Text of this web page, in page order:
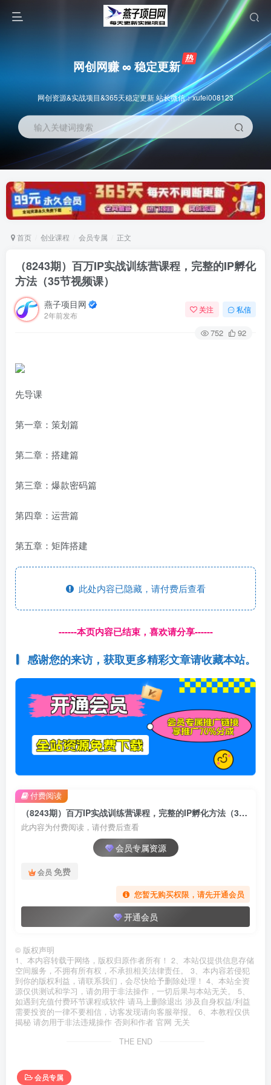
网创网赚 ∞ 稳定更新
网创资源&实战项目&365天稳定更新 站长微信：xufei008123
输入关键词搜索
首页 创业课程 会员专属 正文
（8243期）百万IP实战训练营课程，完整的IP孵化
方法（35节视频课）
燕子项目网
2年前发布
关注 私信
752 92
先导课
第一章：策划篇
第二章：搭建篇
第三章：爆款密码篇
第四章：运营篇
第五章：矩阵搭建
此处内容已隐藏，请付费后查看
------本页内容已结束，喜欢请分享------
感谢您的来访，获取更多精彩文章请收藏本站。
（8243期）百万IP实战训练营课程，完整的IP孵化方法（35节视频课）
此内容为付费阅读，请付费后查看
会员专属资源
会员 免费
您暂无购买权限，请先开通会员
开通会员
付费阅读
© 版权声明
1、本内容转载于网络，版权归原作者所有！ 2、本站仅提供信息存储
空间服务，不拥有所有权，不承担相关法律责任。 3、本内容若侵犯
到你的版权利益，请联系我们，会尽快给予删除处理！ 4、本站全资
源仅供测试和学习，请勿用于非法操作，一切后果与本站无关。 5、
如遇到充值付费环节课程或软件 请马上删除退出 涉及自身权益/利益
需要投资的一律不要相信，访客发现请向客服举报。 6、本教程仅供
揭秘 请勿用于非法违规操作 否则和作者 官网 无关
THE END
会员专属